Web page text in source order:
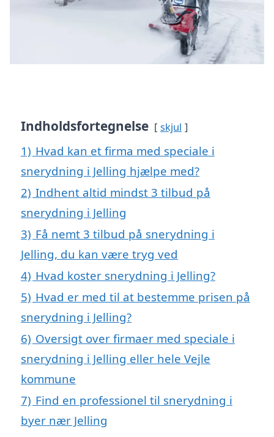
Indholdsfortegnelse skjul
1) Hvad kan et firma med speciale i
snerydning i Jelling hjælpe med?
2) Indhent altid mindst 3 tilbud på
snerydning i Jelling
3) Få nemt 3 tilbud på snerydning i
Jelling, du kan være tryg ved
4) Hvad koster snerydning i Jelling?
5) Hvad er med til at bestemme prisen på
snerydning i Jelling?
6) Oversigt over firmaer med speciale i
snerydning i Jelling eller hele Vejle
kommune
7) Find en professionel til snerydning i
byer nær Jelling